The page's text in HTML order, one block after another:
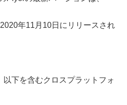
年11月10日にリリースされ
下を含むクロスプラットフォ